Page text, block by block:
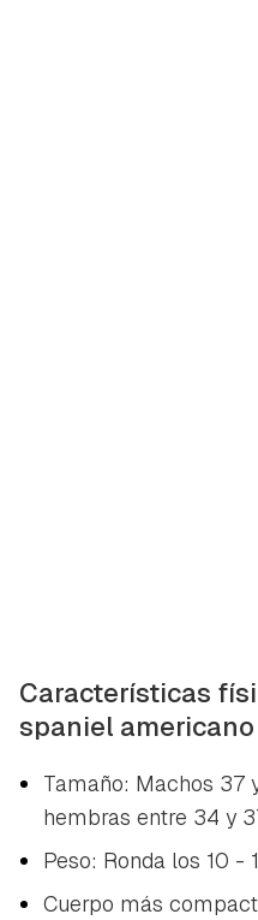
Características
spaniel americano
Tamaño: Machos 37
hembras entre 34 y
Peso: Ronda los 10 -
Cuerpo más